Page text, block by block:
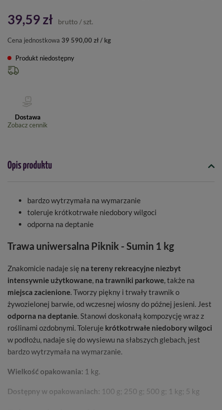
39,59 zł brutto / szt.
Cena jednostkowa 39 590,00 zł / kg
Produkt niedostępny
Dostawa
Zobacz cennik
Opis produktu
bardzo wytrzymała na wymarzanie
toleruje krótkotrwałe niedobory wilgoci
odporna na deptanie
Trawa uniwersalna Piknik - Sumin 1 kg
Znakomicie nadaje się na tereny rekreacyjne niezbyt
intensywnie użytkowane na trawniki parkowe , także na
miejsca zacienione . Tworzy piękny i trwały trawnik o
żywozielonej barwie, od wczesnej wiosny do późnej jesieni. Jest
odporna na deptanie . Stanowi doskonałą kompozycję wraz z
roślinami ozdobnymi. Toleruje krótkotrwałe niedobory wilgoci
w podłożu, nadaje się do wysiewu na słabszych glebach, jest
bardzo wytrzymała na wymarzanie.
Wielkość opakowania: 1 kg.
Dostępny w opakowaniach: 100 g; 250 g; 500 g; 1 kg; 5 kg